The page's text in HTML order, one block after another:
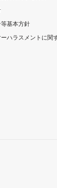
基本方針
ハラスメントに関